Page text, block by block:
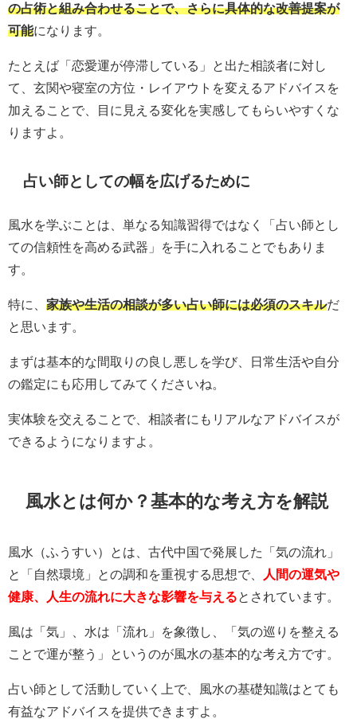
の占術と組み合わせることで、さらに具体的な改善提案が
可能になります。
たとえば「恋愛運が停滞している」と出た相談者に対し
て、玄関や寝室の方位・レイアウトを変えるアドバイスを
加えることで、目に見える変化を実感してもらいやすくな
りますよ。
占い師としての幅を広げるために
風水を学ぶことは、単なる知識習得ではなく「占い師とし
ての信頼性を高める武器」を手に入れることでもありま
す。
特に、 家族や生活の相談が多い占い師には必須のスキルだ
と思います。
まずは基本的な間取りの良し悪しを学び、日常生活や自分
の鑑定にも応用してみてくださいね。
実体験を交えることで、相談者にもリアルなアドバイスが
できるようになりますよ。
風水とは何か？基本的な考え方を解説
風水（ふうすい）とは、古代中国で発展した「気の流れ」
と「自然環境」との調和を重視する思想で、
人間の運気や
健康、人生の流れに大きな影響を与えるとされています。
風は「気」、水は「流れ」を象徴し、「気の巡りを整える
ことで運が整う」というのが風水の基本的な考え方です。
占い師として活動していく上で、風水の基礎知識はとても
有益なアドバイスを提供できますよ。